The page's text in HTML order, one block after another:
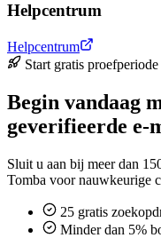
Helpcentrum
Helpcentrum
Start gratis proefperiode
Begin vandaag
geverifieerde e-
Sluit u aan bij meer dan
Tomba voor nauwkeurige
25 gratis
Minder dan 5%